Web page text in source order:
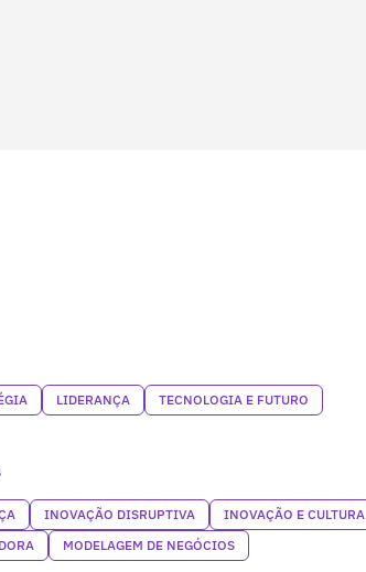
LIDERANÇA TECNOLOGIA E FUTURO
INOVAÇÃO DISRUPTIVA INOVAÇÃO E CULTURA
MODELAGEM DE NEGÓCIOS